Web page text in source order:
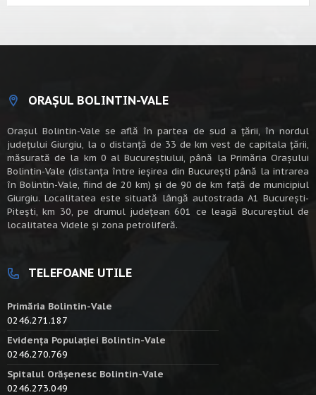
ORAȘUL BOLINTIN-VALE
Oraşul Bolintin-Vale se află în partea de sud a ţării, în nordul
judeţului Giurgiu, la o distanţă de 33 de km vest de capitala țării,
măsurată de la km 0 al Bucureștiului, până la Primăria Orașului
Bolintin-Vale (distanța între ieșirea din București până la intrarea
în Bolintin-Vale, fiind de 20 km) şi de 90 de km faţă de municipiul
Giurgiu. Localitatea este situată lângă autostrada A1 Bucureşti-
Piteşti, km 30, pe drumul judeţean 601 ce leagă Bucureştiul de
localitatea Videle şi zona petroliferă.
TELEFOANE UTILE
Primăria Bolintin-Vale
0246.271.187
Evidența Populației Bolintin-Vale
0246.270.769
Spitalul Orășenesc Bolintin-Vale
0246.273.049